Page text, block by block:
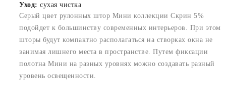
Уход: сухая чистка
Серый цвет рулонных штор Мини коллекции Скрин 5%
подойдет к большинству современных интерьеров. При этом
шторы будут компактно располагаться на створках окна не
занимая лишнего места в пространстве. Путем фиксации
полотна Мини на разных уровнях можно создавать разный
уровень освещенности.